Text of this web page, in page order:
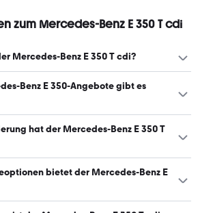
zum Mercedes-Benz E 350 T cdi
Mercedes-Benz E 350 T cdi?
einen Mercedes-Benz E 350 T cdi liegt
und 12.346 €. (Stand: 7.8.2026)
Benz E 350-Angebote gibt es
204 Mercedes-Benz E 350 bei
204 Gebraucht- und 0 Neuwagen.
hat der Mercedes-Benz E 350 T
E 350 T cdi hat Leistungen zwischen
(Stand: 7.8.2026)
bietet der Mercedes-Benz E